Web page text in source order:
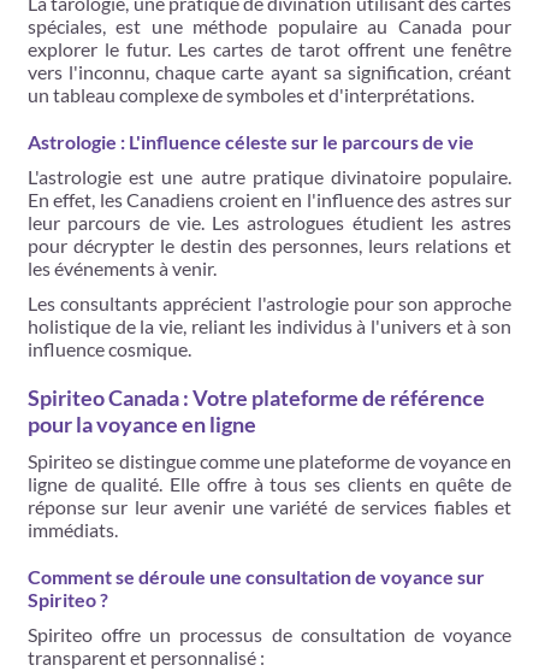
spéciales, est une méthode populaire au Canada pour
explorer le futur. Les cartes de tarot offrent une fenêtre
vers l'inconnu, chaque carte ayant sa signification, créant
un tableau complexe de symboles et d'interprétations.
Astrologie : L'influence céleste sur le parcours de vie
L'astrologie est une autre pratique divinatoire populaire.
En effet, les Canadiens croient en l'influence des astres sur
leur parcours de vie. Les astrologues étudient les astres
pour décrypter le destin des personnes, leurs relations et
les événements à venir.
Les consultants apprécient l'astrologie pour son approche
holistique de la vie, reliant les individus à l'univers et à son
influence cosmique.
Spiriteo Canada : Votre plateforme de référence
pour la voyance en ligne
Spiriteo se distingue comme une plateforme de voyance en
ligne de qualité. Elle offre à tous ses clients en quête de
réponse sur leur avenir une variété de services fiables et
immédiats.
Comment se déroule une consultation de voyance sur
Spiriteo ?
Spiriteo offre un processus de consultation de voyance
transparent et personnalisé :